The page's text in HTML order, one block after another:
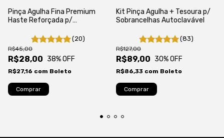
Pinça Agulha Fina Premium
Haste Reforçada p/
(20)
R$28,00
R$45,00
38% OFF
R$27,16 com Boleto
Kit Pinça Agulha + Tesoura p/
Sobrancelhas Autoclavável
(83)
R$89,00
R$127,00
30% OFF
R$86,33 com Boleto